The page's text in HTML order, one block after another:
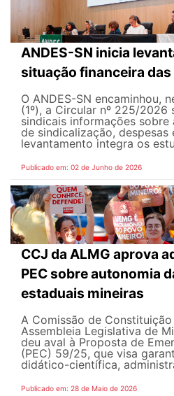
ANDES-SN inicia
situação financeira
O ANDES-SN encaminhou,
(1º), a Circular nº 225/
sindicais informações sobre
de sindicalização, despesas
levantamento integra os
Publicado em: 02 de Junho de 2026
CCJ da ALMG aprova
PEC sobre autonomia
estaduais mineiras
A Comissão de
Assembleia Legislativa de
deu aval à Proposta de
(PEC) 59/25, que visa
didático-científica,
Publicado em: 28 de Maio de 2026